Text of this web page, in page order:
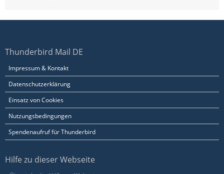
Thunderbird Mail DE
Impressum & Kontakt
Datenschutzerklärung
Einsatz von Cookies
Nutzungsbedingungen
Spendenaufruf für Thunderbird
Hilfe zu dieser Webseite